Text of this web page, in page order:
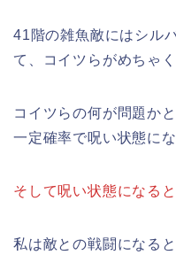
41階の雑魚敵にはシル
て、コイツらがめちゃ
コイツらの何が問題か
一定確率で呪い状態にな
そして呪い状態になる
私は敵との戦闘になる